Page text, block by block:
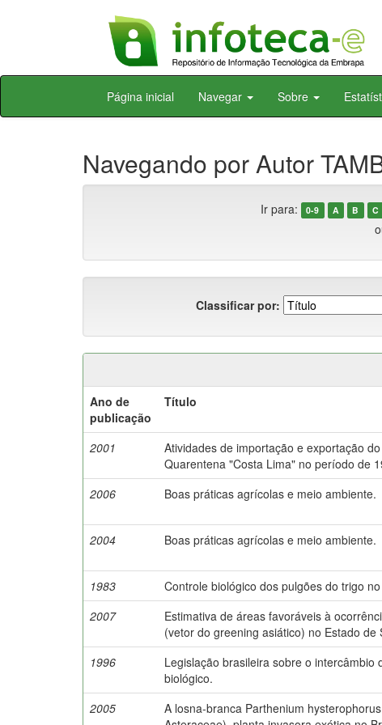
Skip
Página inicial Navegar Sobre
Navegando por Autor
Ir para: 0-9 A B C
Classificar por:
Ano de
publicação
Título
2001
Atividades de importação e exportação
Quarentena "Costa Lima" no período de
2006 Boas práticas agrícolas e meio ambiente.
2004
Boas práticas agrícolas e meio ambiente.
1983
Controle biológico dos pulgões do trigo
2007
Estimativa de áreas favoráveis à
(vetor do greening asiático) no Estado de
1996
Legislação brasileira sobre o intercâmbio
biológico.
2005
A losna-branca Parthenium